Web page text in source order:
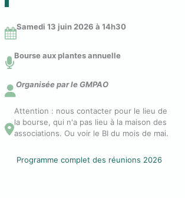
n
Samedi 13 juin 2026 à 14h30
Bourse aux plantes annuelle
Organisée par le GMPAO
Attention : nous contacter pour le lieu de
la bourse, qui n'a pas lieu à la maison des
associations. Ou voir le BI du mois de mai.
Programme complet des réunions 2026